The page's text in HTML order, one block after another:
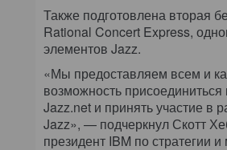
Также подготовлена вторая
Rational Concert Express,
элементов Jazz.
«Мы предоставляем всем и
возможность
Jazz.net и принять участие в
Jazz», — подчеркнул Скотт
президент IBM по стратегии и